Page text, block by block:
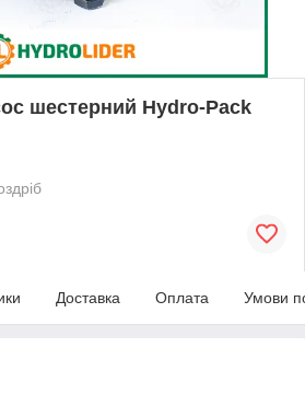
шестерний Hydro-Pack
Доставка Оплата Умови